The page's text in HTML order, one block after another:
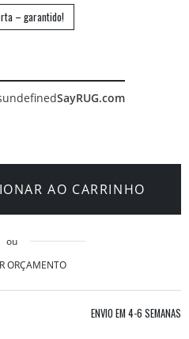
– garantido!
undefinedSayRUG.com
AO CARRINHO
ou
ORÇAMENTO
ENVIO EM 4-6 SEMANAS